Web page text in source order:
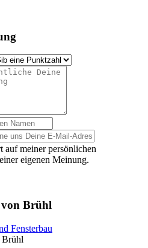
auf meiner persönlichen
eigenen Meinung.
Brühl
Fensterbau
Brühl